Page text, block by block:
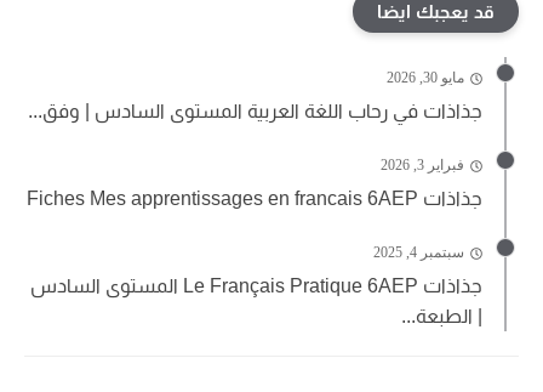
قد يعجبك ايضا
مايو 30, 2026
جذاذات في رحاب اللغة العربية المستوى السادس | وفق...
فبراير 3, 2026
جذاذات Fiches Mes apprentissages en francais 6AEP
سبتمبر 4, 2025
جذاذات Le Français Pratique 6AEP المستوى السادس
| الطبعة...